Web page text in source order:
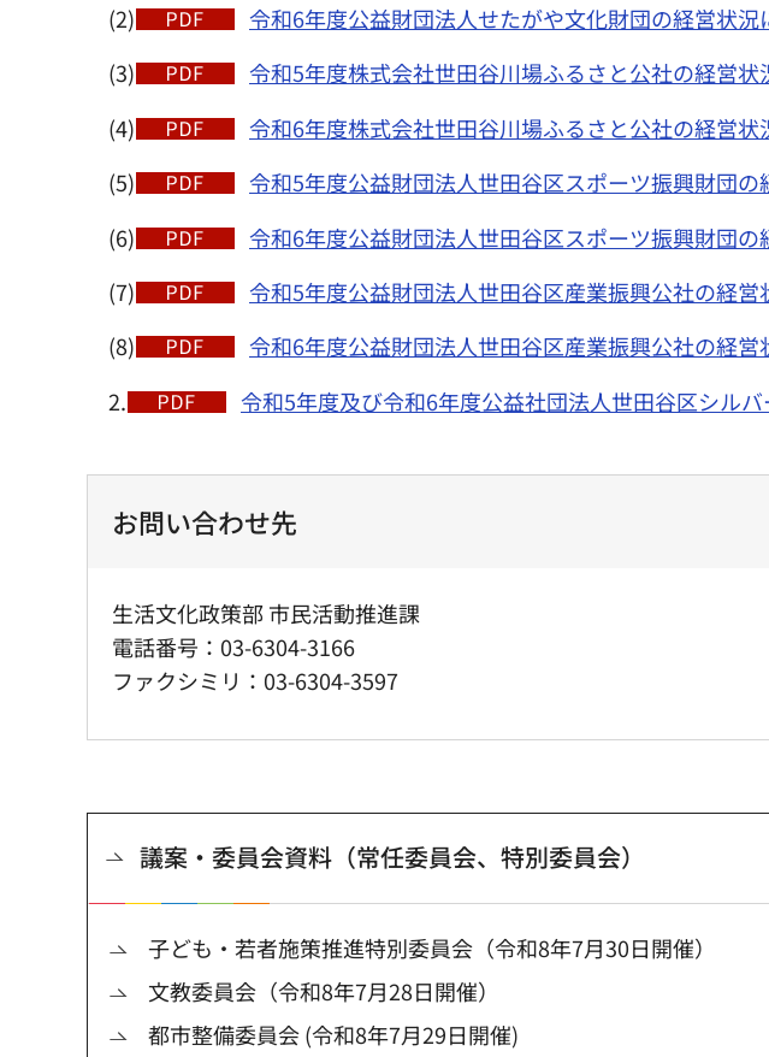
(2)
令和6年度公益財団法人せたがや文化財団の経営状況
(3)
令和5年度株式会社世田谷川場ふるさと公社の経営状
(4)
令和6年度株式会社世田谷川場ふるさと公社の経営状
(5)
令和5年度公益財団法人世田谷区スポーツ振興財団の
(6)
令和6年度公益財団法人世田谷区スポーツ振興財団の
(7)
令和5年度公益財団法人世田谷区産業振興公社の経営
(8)
令和6年度公益財団法人世田谷区産業振興公社の経営
2.
令和5年度及び令和6年度公益社団法人世田谷区シル
お問い合わせ先
生活文化政策部 市民活動推進課
電話番号：03-6304-3166
ファクシミリ：03-6304-3597
議案・委員会資料（常任委員会、特別委員会）
子ども・若者施策推進特別委員会（令和8年7月30日開催）
文教委員会（令和8年7月28日開催）
都市整備委員会 (令和8年7月29日開催)